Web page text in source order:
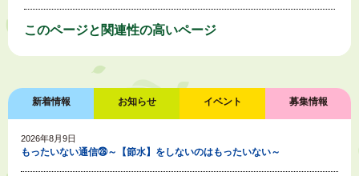
このページと 関連性の高いページ
新着情報 お知らせ イベント 募集情報
2026年8月9日
もったいない通信㉘～【節水】をしないのはもったいない～